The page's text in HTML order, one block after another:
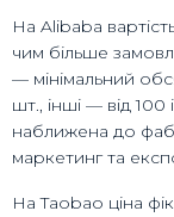
На Alibaba
чим більше
— мінімальний
шт., інші — від 100
наближена до
маркетинг та
На Taobao ціна